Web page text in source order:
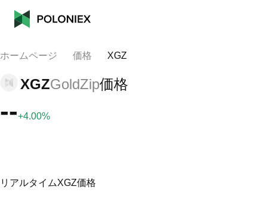
ホームページ 価格 XGZ
XGZGoldZip価格
--+4.00%
リアルタイムXGZ価格